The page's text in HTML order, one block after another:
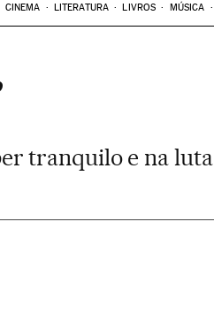
CINEMA LITERATURA LIVROS MÚSICA
tranquilo e na luta